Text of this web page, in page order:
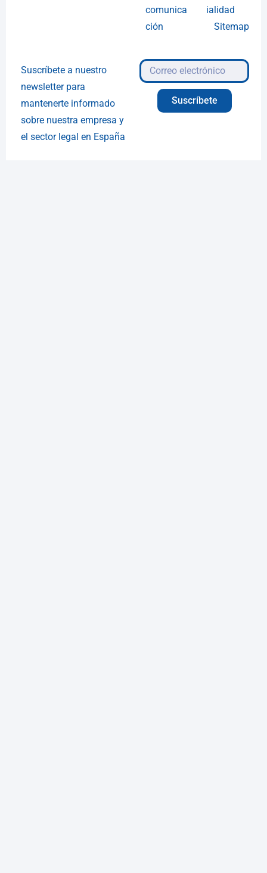
comunica
ción
ialidad
Sitemap
Suscríbete a nuestro
newsletter para
mantenerte informado
sobre nuestra empresa y
el sector legal en España
Suscríbete